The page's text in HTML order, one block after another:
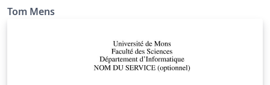
Tom Mens